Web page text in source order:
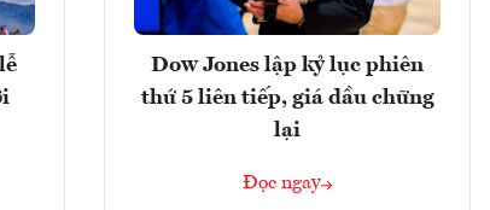
Dow Jones lập kỷ lục phiên
thứ 5 liên tiếp, giá dầu chững
lại
Đọc ngay